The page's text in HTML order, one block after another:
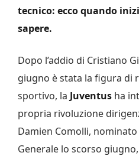
tecnico: ecco quando
sapere.
Dopo l’addio di Cristiano
giugno è stata la figura di
sportivo, la Juventus ha
propria rivoluzione
Damien Comolli,
Generale lo scorso